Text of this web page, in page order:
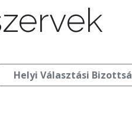
Helyi Választási